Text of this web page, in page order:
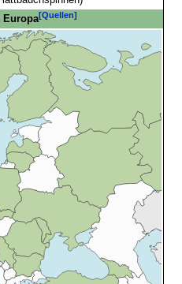
Europa[Quellen]